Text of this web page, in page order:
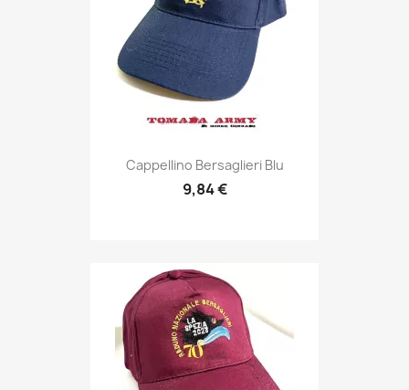
Anteprima
Cappellino Bersaglieri Blu
9,84 €